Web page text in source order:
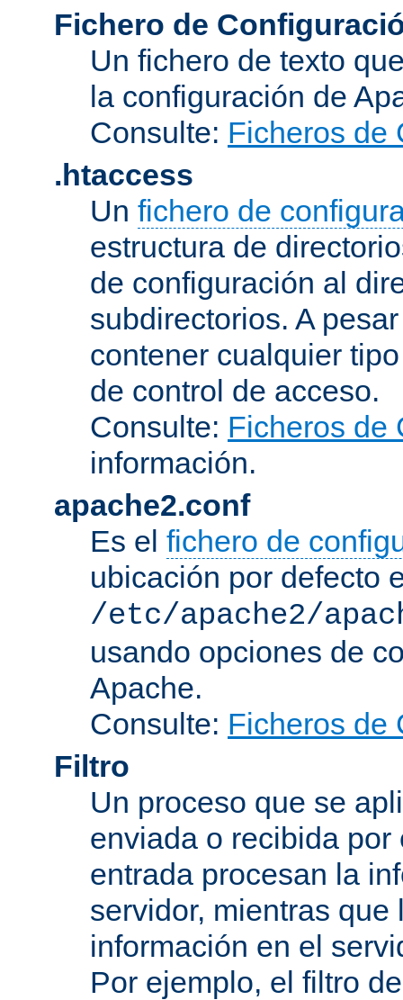
Fichero de
Un fichero de texto
la configuración de
Consulte: Ficheros de
.htaccess
Un fichero de
estructura de
de configuración al
subdirectorios. A
contener cualquier
de control de acceso.
Consulte: Ficheros de
información.
apache2.conf
Es el fichero de
ubicación por defecto
/etc/apache2/
usando opciones de
Apache.
Consulte: Ficheros de
Filtro
Un proceso que se
enviada o recibida
entrada procesan la
servidor, mientras
información en el
Por ejemplo, el filtro